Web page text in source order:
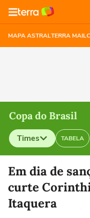
MAPA ASTRALTERRA MAIL
Copa do Brasil
Times TABELA
Selecione o time para
Em dia de
curte
Itaquera